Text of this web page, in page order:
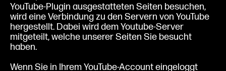
YouTube-Plugin ausgestatteten Seiten besuchen,
wird eine Verbindung zu den Servern von YouTube
hergestellt. Dabei wird dem Youtube-Server
mitgeteilt, welche unserer Seiten Sie besucht
haben.
Wenn Sie in Ihrem YouTube-Account eingeloggt